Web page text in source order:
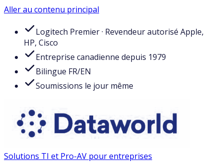
Aller au contenu principal
Logitech Premier · Revendeur autorisé Apple,
HP, Cisco
Entreprise canadienne depuis 1979
Bilingue FR/EN
Soumissions le jour même
Solutions TI et Pro-AV pour entreprises